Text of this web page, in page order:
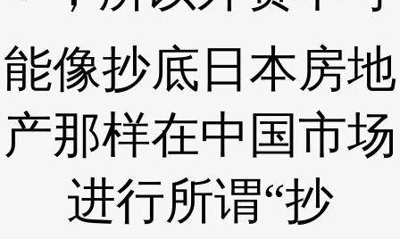
能像抄底日本房地
产那样在中国市场
进行所谓“抄